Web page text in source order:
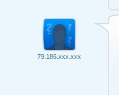
79.186.xxx.xxx